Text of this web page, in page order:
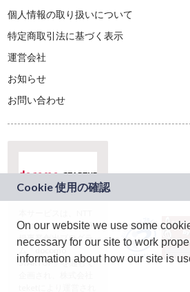
個人情報の取り扱いについて
特定商取引法に基づく表示
運営会社
お知らせ
お問い合わせ
ドコモグループの新
規事業創出プログラ
ム「docomo
STARTUP」を通じて
On our website we use some
necessary for our site to work
information about how our site is